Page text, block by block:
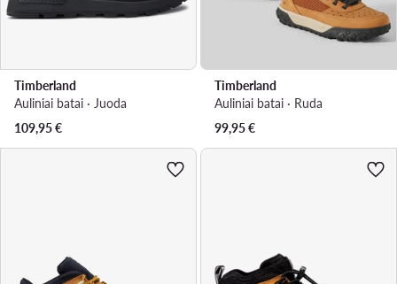
Timberland
Auliniai batai · Juoda
109,95€
Timberland
Auliniai batai · Ruda
99,95€